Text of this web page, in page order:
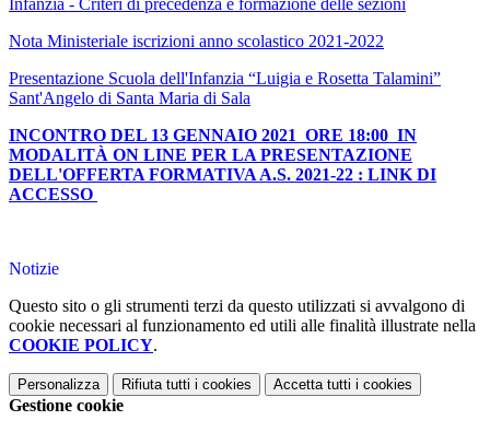
Infanzia - Criteri di precedenza e formazione delle sezioni
Nota Ministeriale iscrizioni anno scolastico 2021-2022
Presentazione Scuola dell'Infanzia “Luigia e Rosetta Talamini”
Sant'Angelo di Santa Maria di Sala
INCONTRO DEL 13 GENNAIO 2021 ORE 18:00 IN
MODALITÀ ON LINE PER LA PRESENTAZIONE
DELL'OFFERTA FORMATIVA A.S. 2021-22 : LINK DI
ACCESSO
Notizie
Questo sito o gli strumenti terzi da questo utilizzati si avvalgono di
cookie necessari al funzionamento ed utili alle finalità illustrate nella
COOKIE POLICY.
Personalizza Rifiuta tutti i cookies Accetta tutti i cookies
Gestione cookie